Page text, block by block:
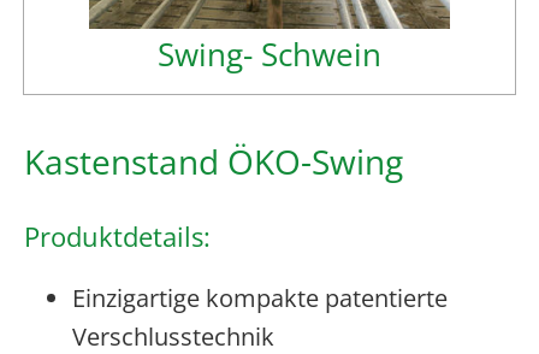
Swing- Schwein
Kastenstand ÖKO-Swing
Produktdetails:
Einzigartige kompakte patentierte
Verschlusstechnik